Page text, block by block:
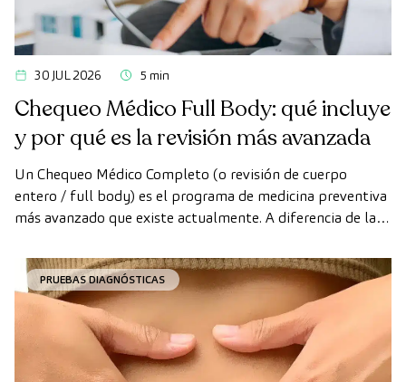
30 JUL 2026 5 min
Chequeo Médico Full Body: qué incluye
y por qué es la revisión más avanzada
Un Chequeo Médico Completo (o revisión de cuerpo
entero / full body) es el programa de medicina preventiva
más avanzado que existe actualmente. A diferencia de las
tecnología de diagnóstico por la imagen de última
generación para evaluar de forma exhaustiva el estado de
los órganos vitales, el sistema vascular y el cerebro antes
de que aparezcan los primeros síntomas.
PRUEBAS DIAGNÓSTICAS